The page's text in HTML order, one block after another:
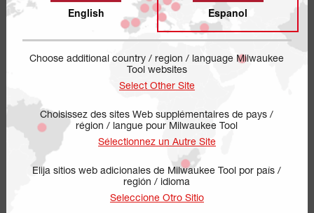
English Espanol
Choose additional country / region / language Milwaukee
Tool websites
Select Other Site
Choisissez des sites Web supplémentaires de pays /
région / langue pour Milwaukee Tool
Sélectionnez un Autre Site
Elija sitios web adicionales de Milwaukee Tool por país /
región / idioma
Seleccione Otro Sitio